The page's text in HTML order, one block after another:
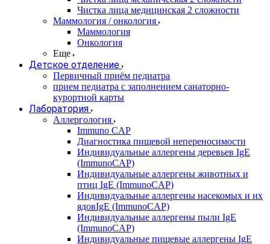
Чистка лица медицинская 2 сложности
Маммология / онкология
Маммология
Онкология
Еще
Детское отделение
Первичный приём педиатра
прием педиатра с заполнением санаторно-
курортной карты
Лаборатория
Аллергология
Immuno CAP
Диагностика пищевой непереносимости
Индивидуальные аллергены деревьев IgE
(ImmunoCAP)
Индивидуальные аллергены животных и
птиц IgE (ImmunoCAP)
Индивидуальные аллергены насекомых и их
ядовIgE (ImmunoCAP)
Индивидуальные аллергены пыли IgE
(ImmunoCAP)
Индивидуальные пищевые аллергены IgE